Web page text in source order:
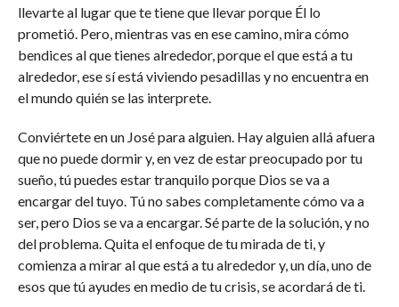
llevarte al lugar que te tiene que llevar porque Él lo
prometió. Pero, mientras vas en ese camino, mira cómo
bendices al que tienes alrededor, porque el que está a tu
alrededor, ese sí está viviendo pesadillas y no encuentra en
el mundo quién se las interprete.
Conviértete en un José para alguien. Hay alguien allá afuera
que no puede dormir y, en vez de estar preocupado por tu
sueño, tú puedes estar tranquilo porque Dios se va a
encargar del tuyo. Tú no sabes completamente cómo va a
ser, pero Dios se va a encargar. Sé parte de la solución, y no
del problema. Quita el enfoque de tu mirada de ti, y
comienza a mirar al que está a tu alrededor y, un día, uno de
esos que tú ayudes en medio de tu crisis, se acordará de ti.